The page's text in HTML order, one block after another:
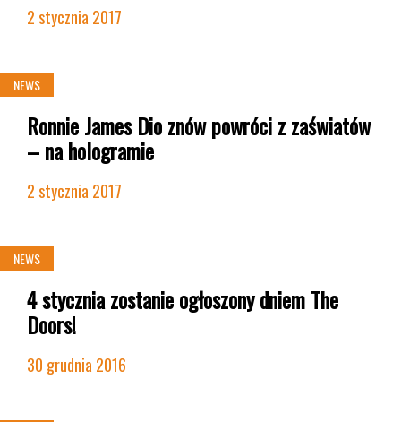
2 stycznia 2017
NEWS
Ronnie James Dio znów powróci z zaświatów
– na hologramie
2 stycznia 2017
NEWS
4 stycznia zostanie ogłoszony dniem The
Doors!
30 grudnia 2016